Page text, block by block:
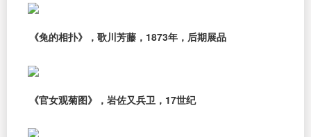
《兔的相扑》，歌川芳藤，1873年，后期展品
《官女观菊图》，岩佐又兵卫，17世纪